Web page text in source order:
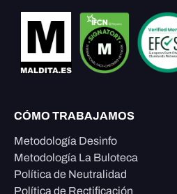
CÓMO TRABAJAMOS
Metodología Desinfo
Metodología La Buloteca
Política de Neutralidad
Política de Rectificación